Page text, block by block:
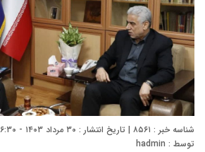
شناسه خبر : ۸۵۶۱ | تاریخ انتشار : ۳۰ مرداد ۱۴۰۳ - ۱۶:۳۰ | تعداد دیدگاه :
توسط : hadmin